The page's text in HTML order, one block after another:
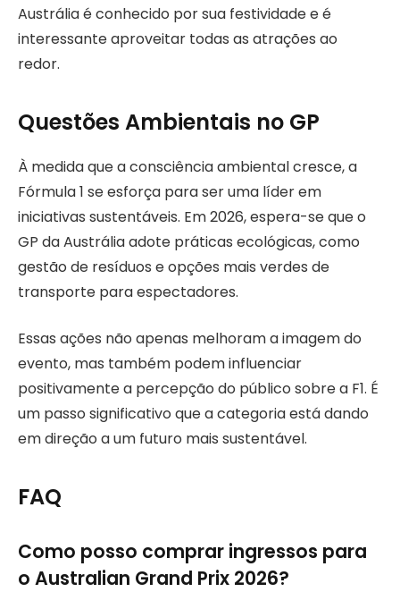
Austrália é conhecido por sua festividade e é
interessante aproveitar todas as atrações ao
redor.
Questões Ambientais no GP
À medida que a consciência ambiental cresce, a
Fórmula 1 se esforça para ser uma líder em
iniciativas sustentáveis. Em 2026, espera-se que o
GP da Austrália adote práticas ecológicas, como
gestão de resíduos e opções mais verdes de
transporte para espectadores.
Essas ações não apenas melhoram a imagem do
evento, mas também podem influenciar
positivamente a percepção do público sobre a F1. É
um passo significativo que a categoria está dando
em direção a um futuro mais sustentável.
FAQ
Como posso comprar ingressos para
o Australian Grand Prix 2026?